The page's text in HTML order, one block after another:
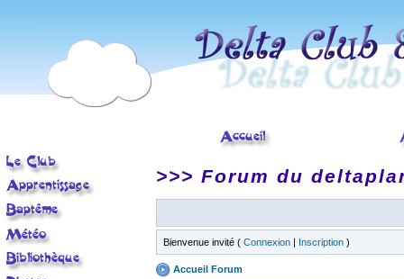
>>> Forum du
Bienvenue invité ( Connexion | Inscription )
Accueil Forum